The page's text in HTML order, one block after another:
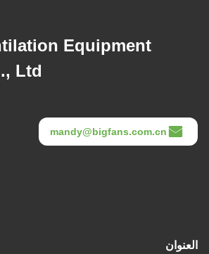
Equipment
Ltd
mandy@bigfans.com.cn
العنوان